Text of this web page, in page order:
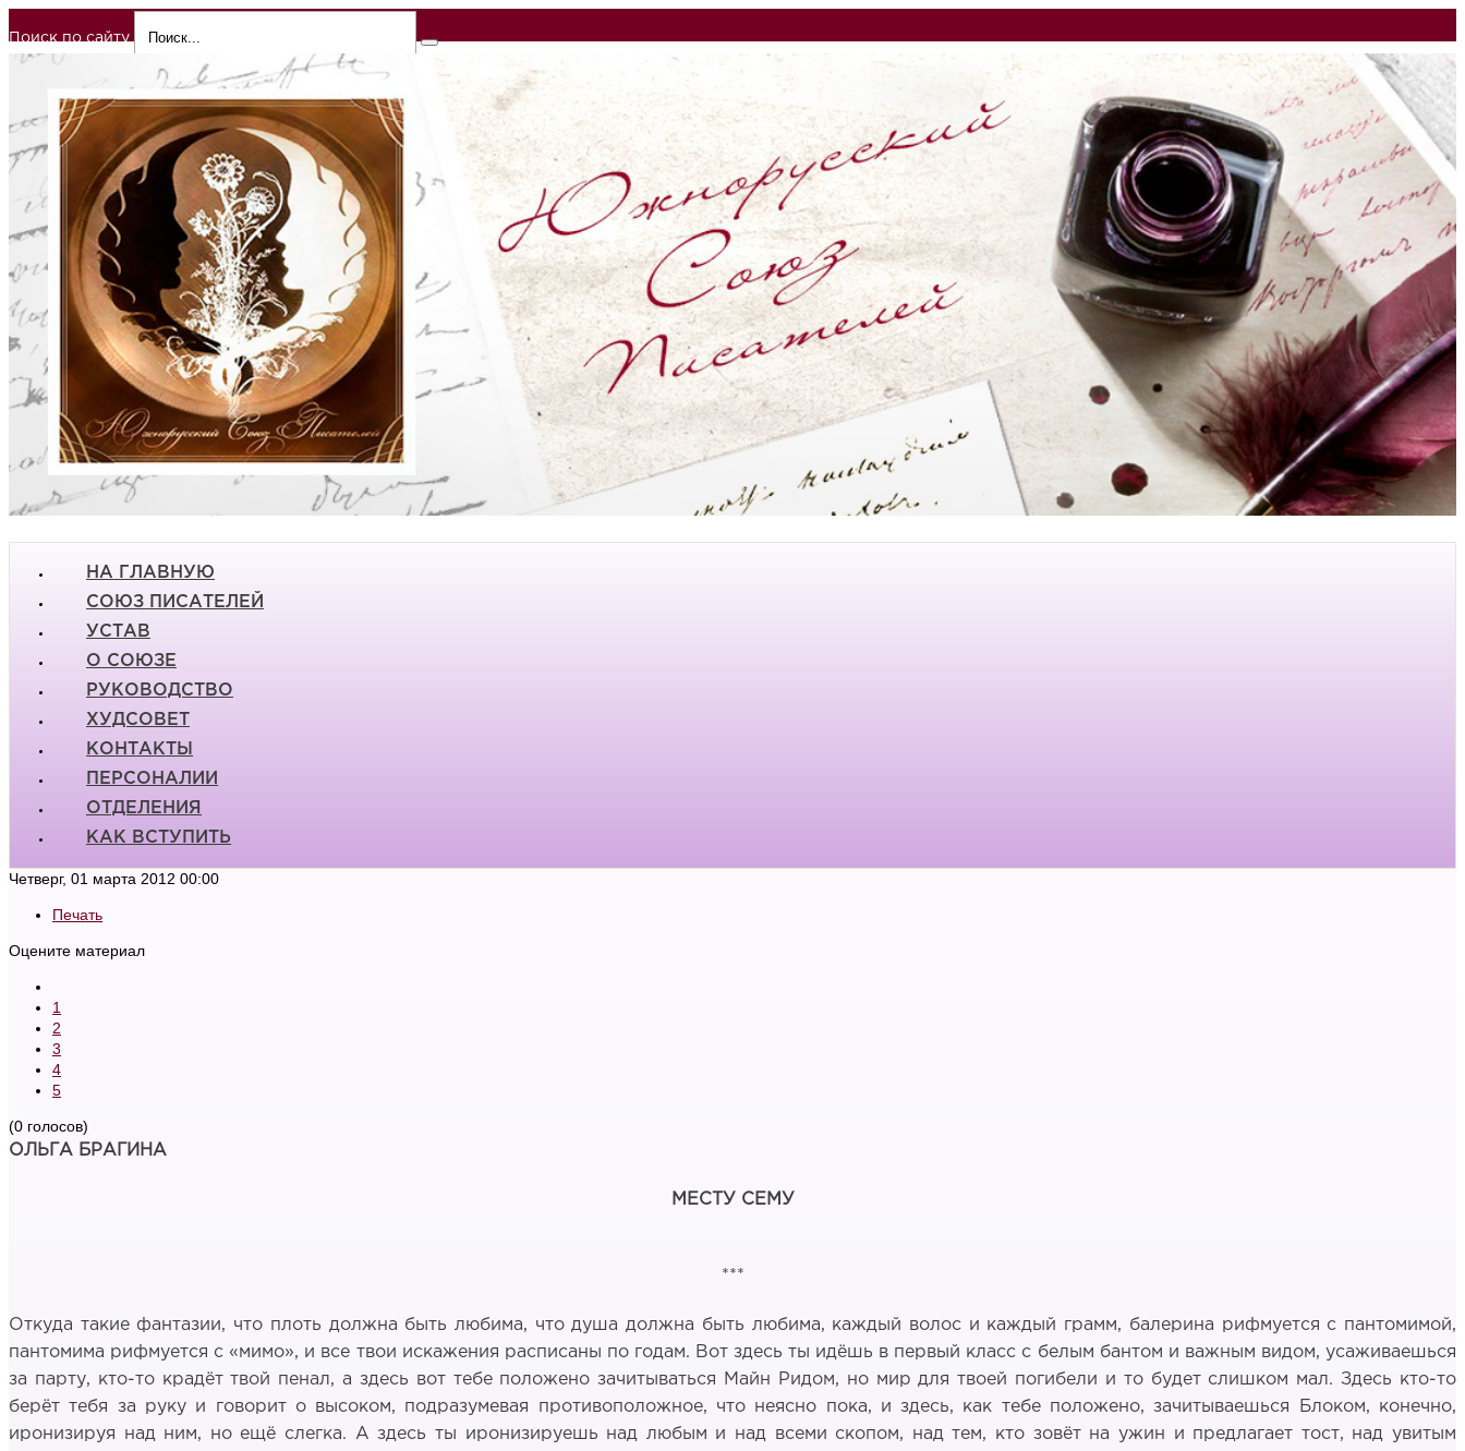
Поиск по сайту
НА ГЛАВНУЮ
СОЮЗ ПИСАТЕЛЕЙ
УСТАВ
О СОЮЗЕ
РУКОВОДСТВО
ХУДСОВЕТ
КОНТАКТЫ
ПЕРСОНАЛИИ
ОТДЕЛЕНИЯ
КАК ВСТУПИТЬ
Четверг, 01 марта 2012 00:00
Печать
Оцените материал
1
2
3
4
5
(0 голосов)
ОЛЬГА БРАГИНА
МЕСТУ СЕМУ
***
Откуда такие фантазии, что плоть должна быть любима, что душа должна быть любима, каждый волос и каждый грамм, балерина рифмуется с пантомимой,
пантомима рифмуется с «мимо», и все твои искажения расписаны по годам. Вот здесь ты идёшь в первый класс с белым бантом и важным видом, усаживаешься
за парту, кто-то крадёт твой пенал, а здесь вот тебе положено зачитываться Майн Ридом, но мир для твоей погибели и то будет слишком мал. Здесь кто-то
берёт тебя за руку и говорит о высоком, подразумевая противоположное, что неясно пока, и здесь, как тебе положено, зачитываешься Блоком, конечно,
иронизируя над ним, но ещё слегка. А здесь ты иронизируешь над любым и над всеми скопом, над тем, кто зовёт на ужин и предлагает тост, над увитым